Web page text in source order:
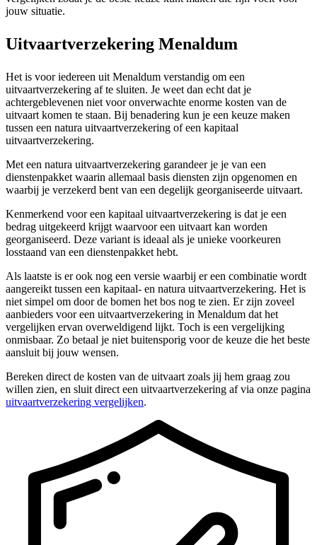
jouw situatie.
Uitvaartverzekering Menaldum
Het is voor iedereen uit Menaldum verstandig om een
uitvaartverzekering af te sluiten. Je weet dan echt dat je
achtergeblevenen niet voor onverwachte enorme kosten van de
uitvaart komen te staan. Bij benadering kun je een keuze maken
tussen een natura uitvaartverzekering of een kapitaal
uitvaartverzekering.
Met een natura uitvaartverzekering garandeer je je van een
dienstenpakket waarin allemaal basis diensten zijn opgenomen en
waarbij je verzekerd bent van een degelijk georganiseerde uitvaart.
Kenmerkend voor een kapitaal uitvaartverzekering is dat je een
bedrag uitgekeerd krijgt waarvoor een uitvaart kan worden
georganiseerd. Deze variant is ideaal als je unieke voorkeuren
losstaand van een dienstenpakket hebt.
Als laatste is er ook nog een versie waarbij er een combinatie wordt
aangereikt tussen een kapitaal- en natura uitvaartverzekering. Het is
niet simpel om door de bomen het bos nog te zien. Er zijn zoveel
aanbieders voor een uitvaartverzekering in Menaldum dat het
vergelijken ervan overweldigend lijkt. Toch is een vergelijking
onmisbaar. Zo betaal je niet buitensporig voor de keuze die het beste
aansluit bij jouw wensen.
Bereken direct de kosten van de uitvaart zoals jij hem graag zou
willen zien, en sluit direct een uitvaartverzekering af via onze pagina
uitvaartverzekering vergelijken.